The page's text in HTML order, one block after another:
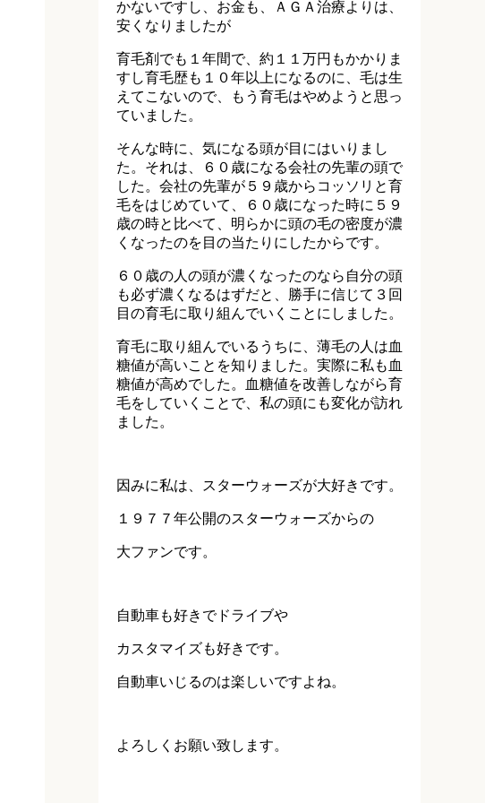
かないですし、お金も、ＡＧＡ治療よりは、
安くなりましたが
育毛剤でも１年間で、約１１万円もかかりま
すし育毛歴も１０年以上になるのに、毛は生
えてこないので、もう育毛はやめようと思っ
ていました。
そんな時に、気になる頭が目にはいりまし
た。それは、６０歳になる会社の先輩の頭で
した。会社の先輩が５９歳からコッソリと育
毛をはじめていて、６０歳になった時に５９
歳の時と比べて、明らかに頭の毛の密度が濃
くなったのを目の当たりにしたからです。
６０歳の人の頭が濃くなったのなら自分の頭
も必ず濃くなるはずだと、勝手に信じて３回
目の育毛に取り組んでいくことにしました。
育毛に取り組んでいるうちに、薄毛の人は血
糖値が高いことを知りました。実際に私も血
糖値が高めでした。血糖値を改善しながら育
毛をしていくことで、私の頭にも変化が訪れ
ました。
因みに私は、スターウォーズが大好きです。
１９７７年公開のスターウォーズからの
大ファンです。
自動車も好きでドライブや
カスタマイズも好きです。
自動車いじるのは楽しいですよね。
よろしくお願い致します。